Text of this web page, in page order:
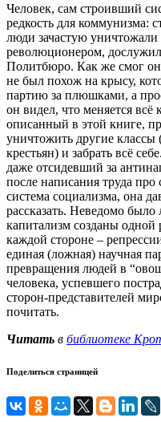
Человек, сам строивший
редкость для коммунизма:
люди зачастую
революционером,
Политбюро. Как же смог он
не был похож на крысу,
партию за плюшками, а
он видел, что меняется
описанный в этой книге,
уничтожить другие классы
крестьян) и забрать всё
даже отсидевший за
после написания труда
система социализма, она
рассказать. Неведомо
капитализм созданы одной
каждой стороне –
единая (ложная) научная
превращения людей в
человека, успевшего
сторон-представителей
почитать.
Читать в библиотеке
Поделиться страницей